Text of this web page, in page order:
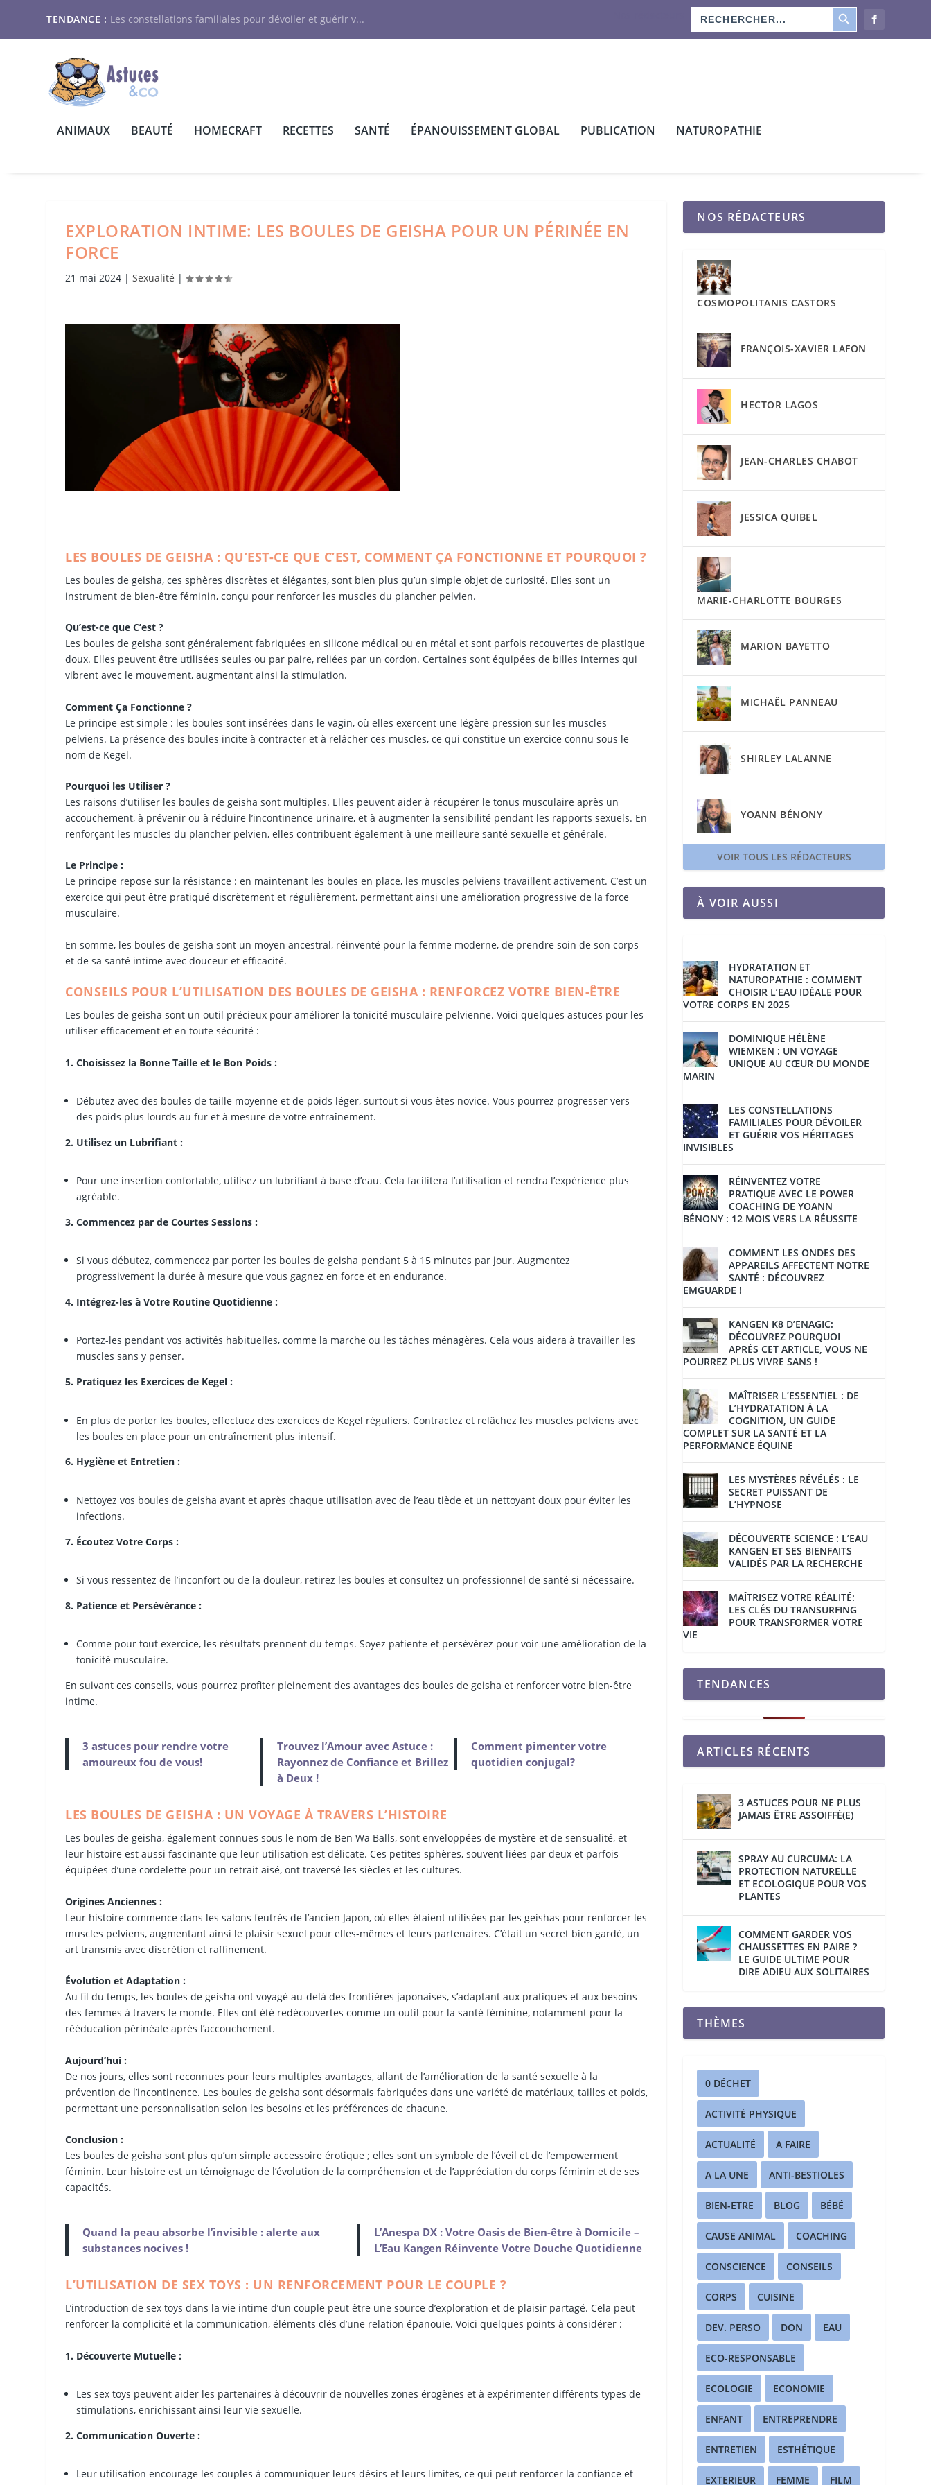
TENDANCE : Les constellations familiales pour dévoiler et guérir v...
Search
for:
SEARCH BUTTON
ANIMAUX BEAUTÉ HOMECRAFT RECETTES SANTÉ ÉPANOUISSEMENT GLOBAL PUBLICATION NATUROPATHIE
EXPLORATION INTIME: LES BOULES DE GEISHA POUR UN PÉRINÉE EN
FORCE
21 mai 2024 |Sexualité |
LES BOULES DE GEISHA : QU’EST-CE QUE C’EST, COMMENT ÇA FONCTIONNE ET POURQUOI ?
Les boules de geisha, ces sphères discrètes et élégantes, sont bien plus qu’un simple objet de curiosité. Elles sont un
instrument de bien-être féminin, conçu pour renforcer les muscles du plancher pelvien.
Qu’est-ce que C’est ?
Les boules de geisha sont généralement fabriquées en silicone médical ou en métal et sont parfois recouvertes de plastique
doux. Elles peuvent être utilisées seules ou par paire, reliées par un cordon. Certaines sont équipées de billes internes qui
vibrent avec le mouvement, augmentant ainsi la stimulation.
Comment Ça Fonctionne ?
Le principe est simple : les boules sont insérées dans le vagin, où elles exercent une légère pression sur les muscles
pelviens. La présence des boules incite à contracter et à relâcher ces muscles, ce qui constitue un exercice connu sous le
nom de Kegel.
Pourquoi les Utiliser ?
Les raisons d’utiliser les boules de geisha sont multiples. Elles peuvent aider à récupérer le tonus musculaire après un
accouchement, à prévenir ou à réduire l’incontinence urinaire, et à augmenter la sensibilité pendant les rapports sexuels. En
renforçant les muscles du plancher pelvien, elles contribuent également à une meilleure santé sexuelle et générale.
Le Principe :
Le principe repose sur la résistance : en maintenant les boules en place, les muscles pelviens travaillent activement. C’est un
exercice qui peut être pratiqué discrètement et régulièrement, permettant ainsi une amélioration progressive de la force
musculaire.
En somme, les boules de geisha sont un moyen ancestral, réinventé pour la femme moderne, de prendre soin de son corps
et de sa santé intime avec douceur et efficacité.
CONSEILS POUR L’UTILISATION DES BOULES DE GEISHA : RENFORCEZ VOTRE BIEN-ÊTRE
Les boules de geisha sont un outil précieux pour améliorer la tonicité musculaire pelvienne. Voici quelques astuces pour les
utiliser efficacement et en toute sécurité :
1. Choisissez la Bonne Taille et le Bon Poids :
Débutez avec des boules de taille moyenne et de poids léger, surtout si vous êtes novice. Vous pourrez progresser vers
des poids plus lourds au fur et à mesure de votre entraînement.
2. Utilisez un Lubrifiant :
Pour une insertion confortable, utilisez un lubrifiant à base d’eau. Cela facilitera l’utilisation et rendra l’expérience plus
agréable.
3. Commencez par de Courtes Sessions :
Si vous débutez, commencez par porter les boules de geisha pendant 5 à 15 minutes par jour. Augmentez
progressivement la durée à mesure que vous gagnez en force et en endurance.
4. Intégrez-les à Votre Routine Quotidienne :
Portez-les pendant vos activités habituelles, comme la marche ou les tâches ménagères. Cela vous aidera à travailler les
muscles sans y penser.
5. Pratiquez les Exercices de Kegel :
En plus de porter les boules, effectuez des exercices de Kegel réguliers. Contractez et relâchez les muscles pelviens avec
les boules en place pour un entraînement plus intensif.
6. Hygiène et Entretien :
Nettoyez vos boules de geisha avant et après chaque utilisation avec de l’eau tiède et un nettoyant doux pour éviter les
infections.
7. Écoutez Votre Corps :
Si vous ressentez de l’inconfort ou de la douleur, retirez les boules et consultez un professionnel de santé si nécessaire.
8. Patience et Persévérance :
Comme pour tout exercice, les résultats prennent du temps. Soyez patiente et persévérez pour voir une amélioration de la
tonicité musculaire.
En suivant ces conseils, vous pourrez profiter pleinement des avantages des boules de geisha et renforcer votre bien-être
intime.
3 astuces pour rendre votre
amoureux fou de vous!
Trouvez l’Amour avec Astuce :
Rayonnez de Confiance et Brillez
à Deux !
Comment pimenter votre
quotidien conjugal?
LES BOULES DE GEISHA : UN VOYAGE À TRAVERS L’HISTOIRE
Les boules de geisha, également connues sous le nom de Ben Wa Balls, sont enveloppées de mystère et de sensualité, et
leur histoire est aussi fascinante que leur utilisation est délicate. Ces petites sphères, souvent liées par deux et parfois
équipées d’une cordelette pour un retrait aisé, ont traversé les siècles et les cultures.
Origines Anciennes :
Leur histoire commence dans les salons feutrés de l’ancien Japon, où elles étaient utilisées par les geishas pour renforcer les
muscles pelviens, augmentant ainsi le plaisir sexuel pour elles-mêmes et leurs partenaires. C’était un secret bien gardé, un
art transmis avec discrétion et raffinement.
Évolution et Adaptation :
Au fil du temps, les boules de geisha ont voyagé au-delà des frontières japonaises, s’adaptant aux pratiques et aux besoins
des femmes à travers le monde. Elles ont été redécouvertes comme un outil pour la santé féminine, notamment pour la
rééducation périnéale après l’accouchement.
Aujourd’hui :
De nos jours, elles sont reconnues pour leurs multiples avantages, allant de l’amélioration de la santé sexuelle à la
prévention de l’incontinence. Les boules de geisha sont désormais fabriquées dans une variété de matériaux, tailles et poids,
permettant une personnalisation selon les besoins et les préférences de chacune.
Conclusion :
Les boules de geisha sont plus qu’un simple accessoire érotique ; elles sont un symbole de l’éveil et de l’empowerment
féminin. Leur histoire est un témoignage de l’évolution de la compréhension et de l’appréciation du corps féminin et de ses
capacités.
Quand la peau absorbe l’invisible : alerte aux
substances nocives !
L’Anespa DX : Votre Oasis de Bien-être à Domicile –
L’Eau Kangen Réinvente Votre Douche Quotidienne
L’UTILISATION DE SEX TOYS : UN RENFORCEMENT POUR LE COUPLE ?
L’introduction de sex toys dans la vie intime d’un couple peut être une source d’exploration et de plaisir partagé. Cela peut
renforcer la complicité et la communication, éléments clés d’une relation épanouie. Voici quelques points à considérer :
1. Découverte Mutuelle :
Les sex toys peuvent aider les partenaires à découvrir de nouvelles zones érogènes et à expérimenter différents types de
stimulations, enrichissant ainsi leur vie sexuelle.
2. Communication Ouverte :
Leur utilisation encourage les couples à communiquer leurs désirs et leurs limites, ce qui peut renforcer la confiance et
NOS RÉDACTEURS
COSMOPOLITANIS CASTORS
FRANÇOIS-XAVIER LAFON
HECTOR LAGOS
JEAN-CHARLES CHABOT
JESSICA QUIBEL
MARIE-CHARLOTTE BOURGES
MARION BAYETTO
MICHAËL PANNEAU
SHIRLEY LALANNE
YOANN BÉNONY
VOIR TOUS LES RÉDACTEURS
À VOIR AUSSI
HYDRATATION ET
NATUROPATHIE : COMMENT
CHOISIR L’EAU IDÉALE POUR
VOTRE CORPS EN 2025
DOMINIQUE HÉLÈNE
WIEMKEN : UN VOYAGE
UNIQUE AU CŒUR DU MONDE
MARIN
LES CONSTELLATIONS
FAMILIALES POUR DÉVOILER
ET GUÉRIR VOS HÉRITAGES
INVISIBLES
RÉINVENTEZ VOTRE
PRATIQUE AVEC LE POWER
COACHING DE YOANN
BÉNONY : 12 MOIS VERS LA RÉUSSITE
COMMENT LES ONDES DES
APPAREILS AFFECTENT NOTRE
SANTÉ : DÉCOUVREZ
EMGUARDE !
KANGEN K8 D’ENAGIC:
DÉCOUVREZ POURQUOI
APRÈS CET ARTICLE, VOUS NE
POURREZ PLUS VIVRE SANS !
MAÎTRISER L’ESSENTIEL : DE
L’HYDRATATION À LA
COGNITION, UN GUIDE
COMPLET SUR LA SANTÉ ET LA
PERFORMANCE ÉQUINE
LES MYSTÈRES RÉVÉLÉS : LE
SECRET PUISSANT DE
L’HYPNOSE
DÉCOUVERTE SCIENCE : L’EAU
KANGEN ET SES BIENFAITS
VALIDÉS PAR LA RECHERCHE
MAÎTRISEZ VOTRE RÉALITÉ:
LES CLÉS DU TRANSURFING
POUR TRANSFORMER VOTRE
VIE
TENDANCES
ARTICLES RÉCENTS
3 ASTUCES POUR NE PLUS
JAMAIS ÊTRE ASSOIFFÉ(E)
SPRAY AU CURCUMA: LA
PROTECTION NATURELLE
ET ECOLOGIQUE POUR VOS
PLANTES
COMMENT GARDER VOS
CHAUSSETTES EN PAIRE ?
LE GUIDE ULTIME POUR
DIRE ADIEU AUX SOLITAIRES
THÈMES
0 DÉCHET
ACTIVITÉ PHYSIQUE
ACTUALITÉ A FAIRE
A LA UNE ANTI-BESTIOLES
BIEN-ETRE BLOG BÉBÉ
CAUSE ANIMAL COACHING
CONSCIENCE CONSEILS
CORPS CUISINE
DEV. PERSO DON EAU
ECO-RESPONSABLE
ECOLOGIE ECONOMIE
ENFANT ENTREPRENDRE
ENTRETIEN ESTHÉTIQUE
EXTERIEUR FEMME FILM